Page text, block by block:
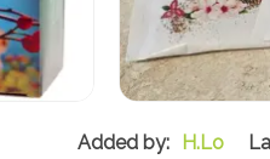
H.Lo